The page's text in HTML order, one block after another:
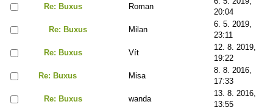
Re: Buxus
Roman
20:04
Re: Buxus
Milan
6. 5. 2019,
23:11
Re: Buxus
Vít
12. 8. 2019,
19:22
Re: Buxus
Misa
8. 8. 2016,
17:33
Re: Buxus
wanda
13. 8. 2016,
13:55